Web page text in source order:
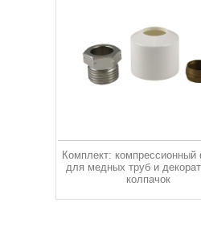
Комплект: компрессионный
для медных труб и
колпачок